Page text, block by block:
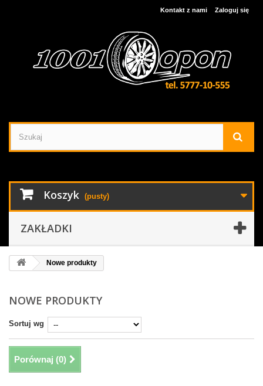
Zaloguj się
Kontakt z nami
Koszyk (pusty)
ZAKŁADKI
Nowe produkty
NOWE PRODUKTY
Sortuj wg
Porównaj (0)